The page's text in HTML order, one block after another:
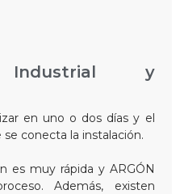
Industrial y
en uno o dos días y el
conecta la instalación.
es muy rápida y ARGÓN
Además, existen